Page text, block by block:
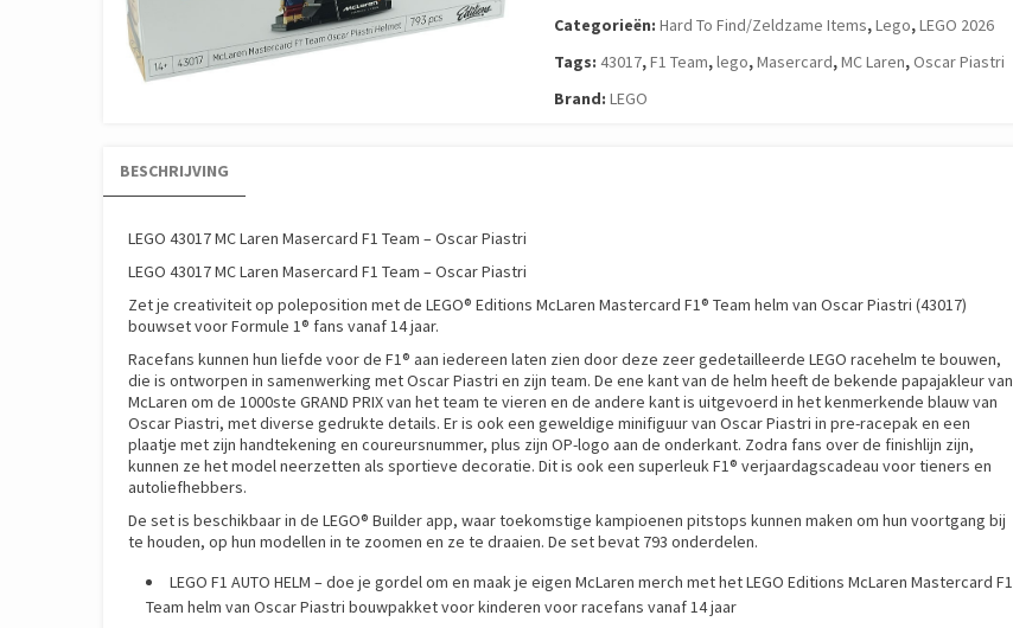
Categorieën: Hard To Find/Zeldzame Items,Lego,LEGO 2026
Tags: 43017,F1 Team,lego,Masercard,MC Laren, Oscar Piastri
Brand: LEGO
BESCHRIJVING
LEGO 43017 MC Laren Masercard F1 Team – Oscar Piastri
LEGO 43017 MC Laren Masercard F1 Team – Oscar Piastri
Zet je creativiteit op poleposition met de LEGO® Editions McLaren Mastercard F1® Team helm van Oscar Piastri (43017)
bouwset voor Formule 1® fans vanaf 14 jaar.
Racefans kunnen hun liefde voor de F1® aan iedereen laten zien door deze zeer gedetailleerde LEGO racehelm te bouwen,
die is ontworpen in samenwerking met Oscar Piastri en zijn team. De ene kant van de helm heeft de bekende papajakleur van
McLaren om de 1000ste GRAND PRIX van het team te vieren en de andere kant is uitgevoerd in het kenmerkende blauw van
Oscar Piastri, met diverse gedrukte details. Er is ook een geweldige minifiguur van Oscar Piastri in pre-racepak en een
plaatje met zijn handtekening en coureursnummer, plus zijn OP-logo aan de onderkant. Zodra fans over de finishlijn zijn,
kunnen ze het model neerzetten als sportieve decoratie. Dit is ook een superleuk F1® verjaardagscadeau voor tieners en
autoliefhebbers.
De set is beschikbaar in de LEGO® Builder app, waar toekomstige kampioenen pitstops kunnen maken om hun voortgang bij
te houden, op hun modellen in te zoomen en ze te draaien. De set bevat 793 onderdelen.
LEGO F1 AUTO HELM – doe je gordel om en maak je eigen McLaren merch met het LEGO Editions McLaren Mastercard F1
Team helm van Oscar Piastri bouwpakket voor kinderen voor racefans vanaf 14 jaar